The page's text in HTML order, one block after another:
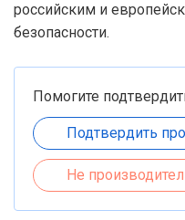
российским и
безопасности.
Помогите
Подтвердить
Не